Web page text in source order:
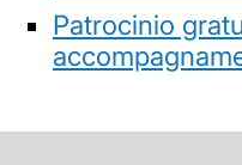
Patrocinio